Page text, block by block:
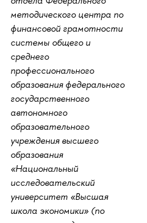
методического центра по
финансовой грамотности
системы общего и
среднего
профессионального
образования федерального
государственного
автономного
образовательного
учреждения высшего
образования
«Национальный
исследовательский
университет «Высшая
школа экономики» (по